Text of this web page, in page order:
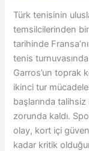
Türk tenisinin
temsilcilerinden
tarihinde
tenis
Garros’un toprak
ikinci tur
başlarında
zorunda kaldı.
olay, kort içi
kadar kritik